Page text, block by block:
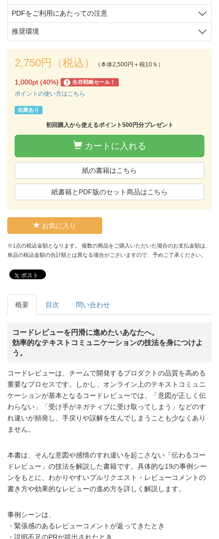
PDFをご利用にあたっての注意
推奨環境
2,750円（税込） （本体2,500円＋税10％）
1,000pt (40%) ? 生存戦略セール！
ポイントの使い方はこちら
在庫あり
初回購入から使えるポイント500円分プレゼント
カートに入れる
紙の書籍はこちら
紙書籍とPDF版のセット商品はこちら
お気に入り
※1点の税込金額となります。 複数の商品をご購入いただいた場合のお支払金額は、
単品の税込金額の合計額とは異なる場合がございますので、予めご了承ください。
ポスト
概要 目次 問い合わせ
コードレビューを円滑に進めたいあなたへ。
効率的なテキストコミュニケーションの技法を身につけよ
う。
コードレビューは、チームで開発するプロダクトの品質を高める
重要なプロセスです。しかし、オンライン上のテキストコミュニ
ケーションが基本となるコードレビューでは、「意図が正しく伝
わらない」「受け手がネガティブに受け取ってしまう」などのす
れ違いが頻発し、手戻りや誤解を生んでしまうことも少なくあり
ません。
本書は、そんな意図や感情のすれ違いを起こさない「伝わるコー
ドレビュー」の技法を解説した書籍です。具体的な19の事例シー
ンをもとに、わかりやすいプルリクエスト・レビューコメントの
書き方や効果的なレビューの進め方を詳しく解説します。
事例シーンは、
・緊張感のあるレビューコメントが返ってきたとき
・説明不足のPRが提出されたとき